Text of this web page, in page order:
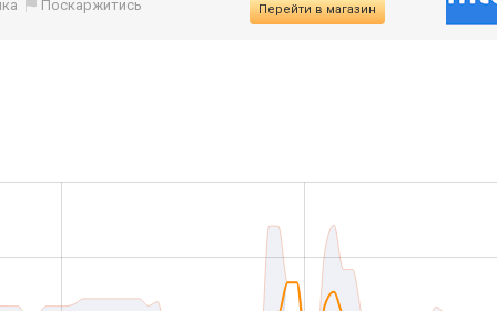
Поскаржитись Перейти в магазин